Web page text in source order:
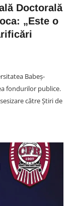
Doctorală
„Este o
Babeș-
fondurilor publice.
către Știri de